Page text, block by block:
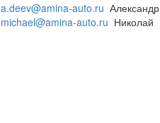
a.deev@amina-auto.ru Александр
michael@amina-auto.ru Николай